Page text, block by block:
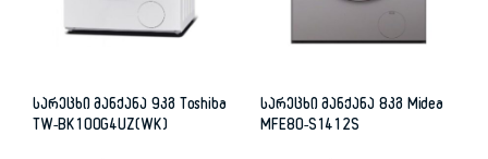
სარეცხი მანქანა 9კგ Toshiba
TW-BK100G4UZ(WK)
სარეცხი მანქანა 8კგ Midea
MFE80-S1412S